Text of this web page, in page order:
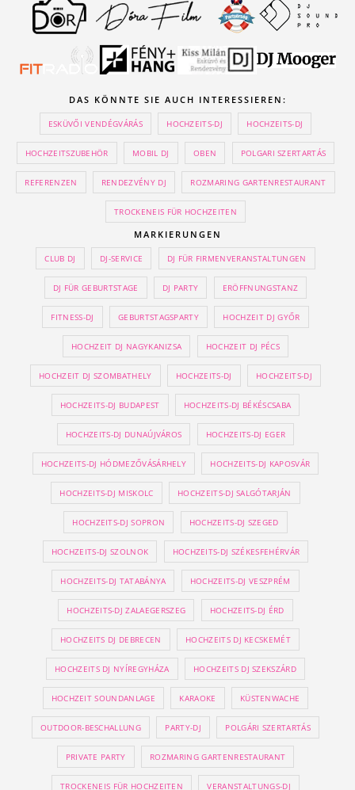
DAS KÖNNTE SIE AUCH INTERESSIEREN:
ESKÜVŐI VENDÉGVÁRÁS HOCHZEITS-DJ HOCHZEITS-DJ
HOCHZEITSZUBEHÖR MOBIL DJ OBEN POLGARI SZERTARTÁS
REFERENZEN RENDEZVÉNY DJ ROZMARING GARTENRESTAURANT
TROCKENEIS FÜR HOCHZEITEN
MARKIERUNGEN
CLUB DJ DJ-SERVICE DJ FÜR FIRMENVERANSTALTUNGEN
DJ FÜR GEBURTSTAGE DJ PARTY ERÖFFNUNGSTANZ
FITNESS-DJ GEBURTSTAGSPARTY HOCHZEIT DJ GYŐR
HOCHZEIT DJ NAGYKANIZSA HOCHZEIT DJ PÉCS
HOCHZEIT DJ SZOMBATHELY HOCHZEITS-DJ HOCHZEITS-DJ
HOCHZEITS-DJ BUDAPEST HOCHZEITS-DJ BÉKÉSCSABA
HOCHZEITS-DJ DUNAÚJVÁROS HOCHZEITS-DJ EGER
HOCHZEITS-DJ HÓDMEZŐVÁSÁRHELY HOCHZEITS-DJ KAPOSVÁR
HOCHZEITS-DJ MISKOLC HOCHZEITS-DJ SALGÓTARJÁN
HOCHZEITS-DJ SOPRON HOCHZEITS-DJ SZEGED
HOCHZEITS-DJ SZOLNOK HOCHZEITS-DJ SZÉKESFEHÉRVÁR
HOCHZEITS-DJ TATABÁNYA HOCHZEITS-DJ VESZPRÉM
HOCHZEITS-DJ ZALAEGERSZEG HOCHZEITS-DJ ÉRD
HOCHZEITS DJ DEBRECEN HOCHZEITS DJ KECSKEMÉT
HOCHZEITS DJ NYÍREGYHÁZA HOCHZEITS DJ SZEKSZÁRD
HOCHZEIT SOUNDANLAGE KARAOKE KÜSTENWACHE
OUTDOOR-BESCHALLUNG PARTY-DJ POLGÁRI SZERTARTÁS
PRIVATE PARTY ROZMARING GARTENRESTAURANT
TROCKENEIS FÜR HOCHZEITEN VERANSTALTUNGS-DJ